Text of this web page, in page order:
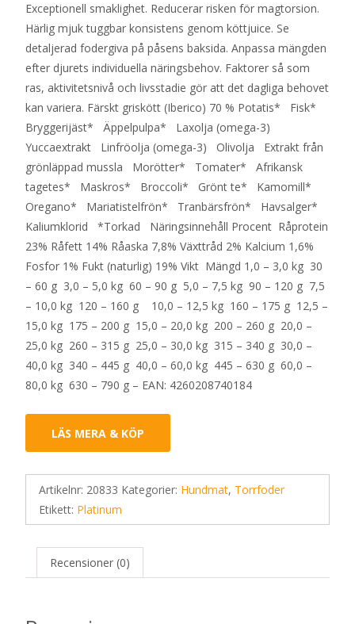
Exceptionell smaklighet. Reducerar risken för magtorsion.
Härlig mjuk tuggbar konsistens genom köttjuice. Se
detaljerad fodergiva på påsens baksida. Anpassa mängden
efter djurets individuella näringsbehov. Faktorer så som
ras, aktivitetsnivå och livsstadie gör att det dagliga behovet
kan variera. Färskt griskött (Iberico) 70 % Potatis* Fisk*
Bryggerijäst* Äppelpulpa* Laxolja (omega-3)
Yuccaextrakt Linfröolja (omega-3) Olivolja Extrakt från
grönläppad mussla Morötter* Tomater* Afrikansk
tagetes* Maskros* Broccoli* Grönt te* Kamomill*
Oregano* Mariatistelfrön* Tranbärsfrön* Havsalger*
Kaliumklorid *Torkad Näringsinnehåll Procent Råprotein
23% Råfett 14% Råaska 7,8% Växttråd 2% Kalcium 1,6%
Fosfor 1% Fukt (naturlig) 19% Vikt Mängd 1,0 – 3,0 kg 30
– 60 g 3,0 – 5,0 kg 60 – 90 g 5,0 – 7,5 kg 90 – 120 g 7,5
– 10,0 kg 120 – 160 g 10,0 – 12,5 kg 160 – 175 g 12,5 –
15,0 kg 175 – 200 g 15,0 – 20,0 kg 200 – 260 g 20,0 –
25,0 kg 260 – 315 g 25,0 – 30,0 kg 315 – 340 g 30,0 –
40,0 kg 340 – 445 g 40,0 – 60,0 kg 445 – 630 g 60,0 –
80,0 kg 630 – 790 g – EAN: 4260208740184
LÄS MERA & KÖP
Artikelnr: 20833 Kategorier: Hundmat, Torrfoder
Etikett: Platinum
Recensioner (0)